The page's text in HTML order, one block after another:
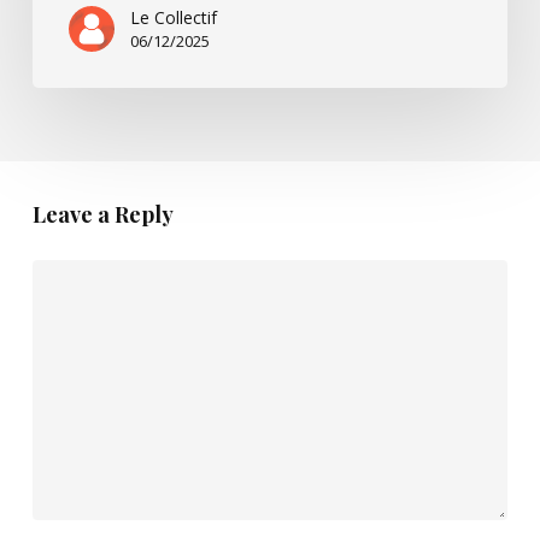
Le Collectif
06/12/2025
Leave a Reply